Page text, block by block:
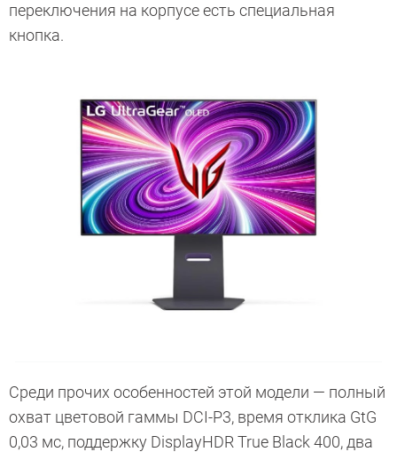
переключения на корпусе есть специальная
кнопка.
Среди прочих особенностей этой модели — полный
охват цветовой гаммы DCI-P3, время отклика GtG
0,03 мс, поддержку DisplayHDR True Black 400, два